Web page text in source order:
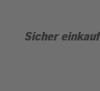
Sicher